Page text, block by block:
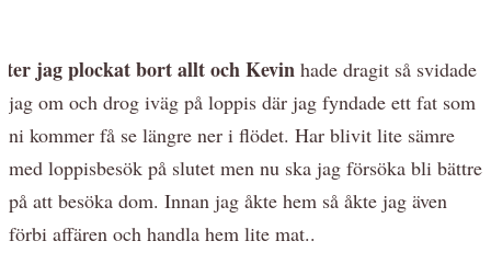
jag plockat bort allt och Kevin hade dragit så svidade
jag om och drog iväg på loppis där jag fyndade ett fat som
ni kommer få se längre ner i flödet. Har blivit lite sämre
med loppisbesök på slutet men nu ska jag försöka bli bättre
på att besöka dom. Innan jag åkte hem så åkte jag även
förbi affären och handla hem lite mat..